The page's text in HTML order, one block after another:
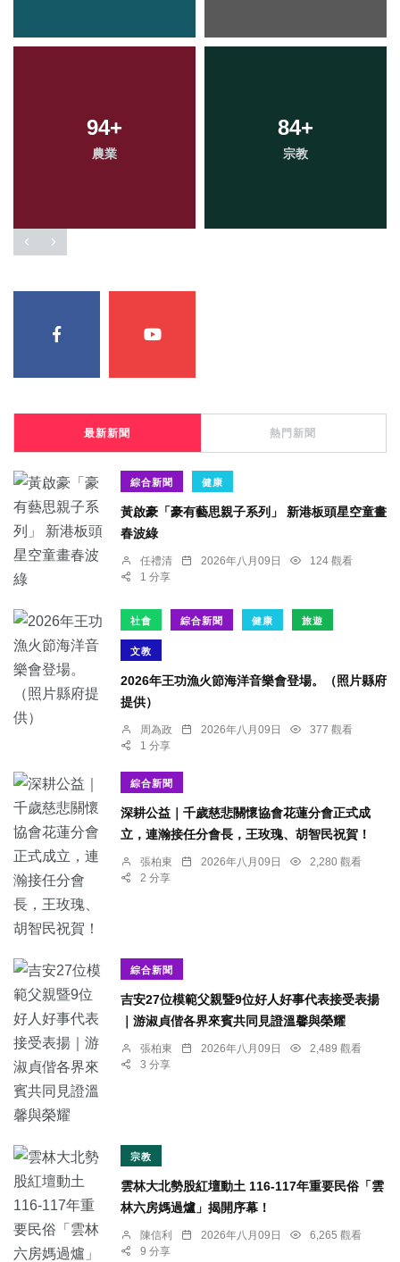
94+
農業
84+
宗教
最新新聞 熱門新聞
綜合新聞 健康
黃啟豪「豪有藝思親子系列」 新港板頭星空童畫
春波綠
任禮清 2026年八月09日
124 觀看
1 分享
社會 綜合新聞 健康 旅遊
文教
2026年王功漁火節海洋音樂會登場。（照片縣府
提供）
周為政 2026年八月09日
377 觀看
1 分享
綜合新聞
深耕公益｜千歲慈悲關懷協會花蓮分會正式成
立，連瀚接任分會長，王玫瑰、胡智民祝賀！
張柏東 2026年八月09日
2,280 觀看
2 分享
綜合新聞
吉安27位模範父親暨9位好人好事代表接受表揚
｜游淑貞偕各界來賓共同見證溫馨與榮耀
張柏東 2026年八月09日
2,489 觀看
3 分享
宗教
雲林大北勢股紅壇動土 116-117年重要民俗「雲
林六房媽過爐」揭開序幕！
陳信利 2026年八月09日
6,265 觀看
9 分享